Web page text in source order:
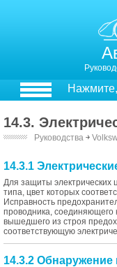
14.3.
Руководства ￫
14.3.1
Для защиты электрических
типа, цвет которых
Исправность
проводника, соединяющего
вышедшего из строя
соответствующую
14.3.2 Обнаружение